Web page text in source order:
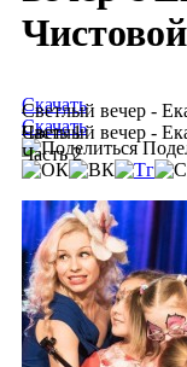
Светлый вечер -
Часть 1
Скачать
Светлый вечер -
Часть 2
Скачать